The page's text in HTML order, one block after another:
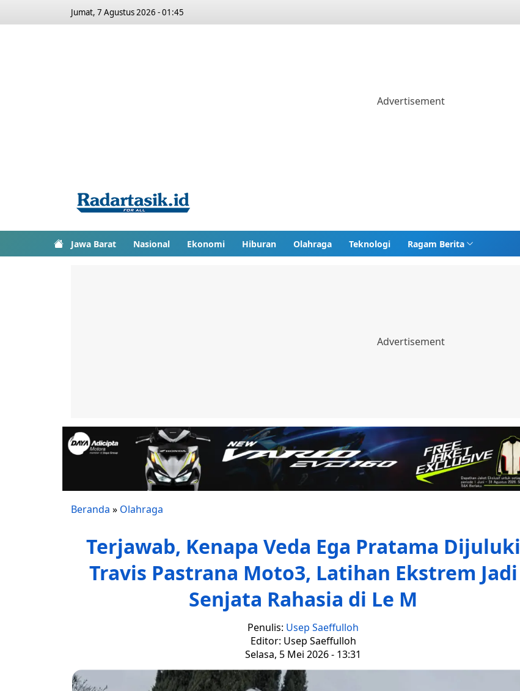
Jumat, 7 Agustus 2026 - 01:45
Jawa Barat Nasional Ekonomi Hiburan Olahraga Teknologi Ragam Berita
Beranda » Olahraga
Terjawab, Kenapa Veda Ega Pratama Dijuluki
Travis Pastrana Moto3, Latihan Ekstrem Jadi
Senjata Rahasia di Le M
Penulis: Usep Saeffulloh
Editor: Usep Saeffulloh
Selasa, 5 Mei 2026 - 13:31